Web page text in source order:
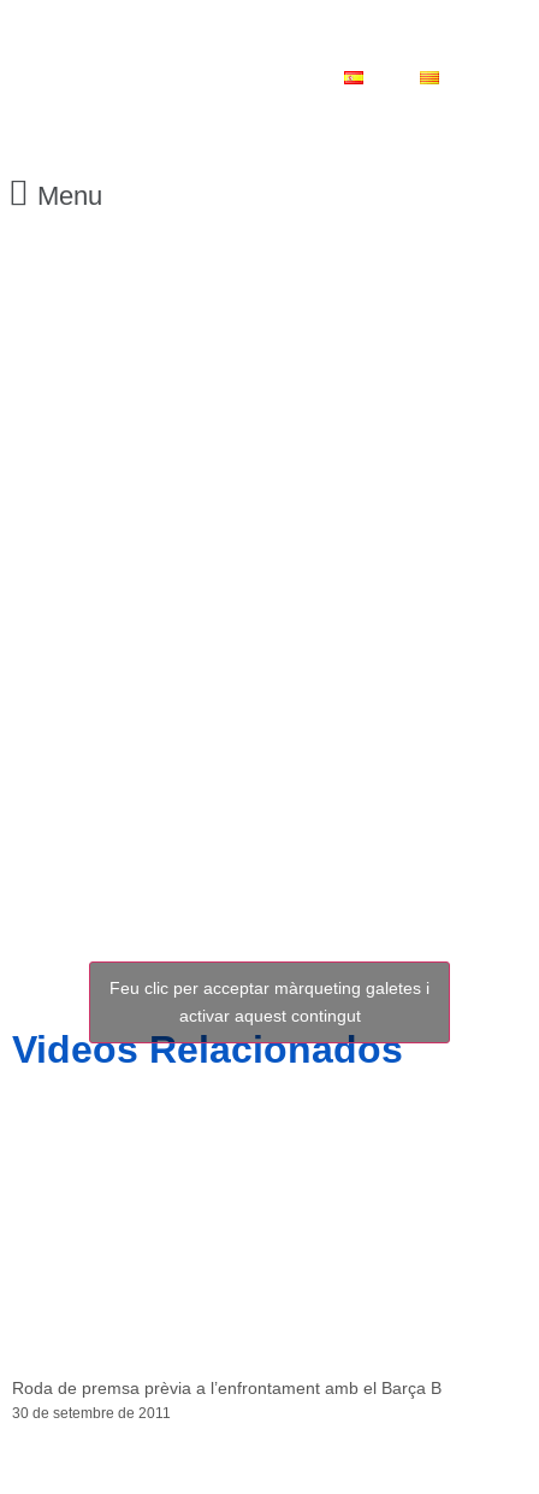
Menu
Feu clic per acceptar màrqueting galetes i
activar aquest contingut
Videos Relacionados
Roda de premsa prèvia a l’enfrontament amb el Barça B
30 de setembre de 2011